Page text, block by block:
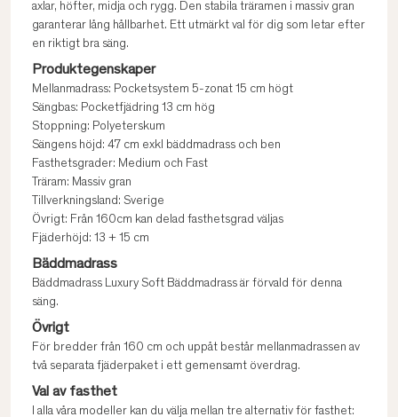
axlar, höfter, midja och rygg. Den stabila träramen i massiv gran
garanterar lång hållbarhet. Ett utmärkt val för dig som letar efter
en riktigt bra säng.
Produktegenskaper
Mellanmadrass: Pocketsystem 5-zonat 15 cm högt
Sängbas: Pocketfjädring 13 cm hög
Stoppning: Polyeterskum
Sängens höjd: 47 cm exkl bäddmadrass och ben
Fasthetsgrader: Medium och Fast
Träram: Massiv gran
Tillverkningsland: Sverige
Övrigt: Från 160cm kan delad fasthetsgrad väljas
Fjäderhöjd: 13 + 15 cm
Bäddmadrass
Bäddmadrass Luxury Soft Bäddmadrass är förvald för denna
säng.
Övrigt
För bredder från 160 cm och uppåt består mellanmadrassen av
två separata fjäderpaket i ett gemensamt överdrag.
Val av fasthet
I alla våra modeller kan du välja mellan tre alternativ för fasthet: